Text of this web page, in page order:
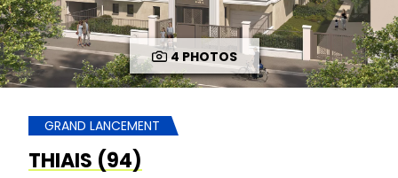
4 PHOTOS
GRAND LANCEMENT
THIAIS (94)